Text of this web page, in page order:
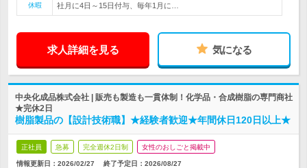
休暇
社月に4日～15日付与、毎年1月に…
求人詳細を見る 気になる
中央化成品株式会社 | 販売も製造も一貫体制！化学品・合成樹脂の専門商社
★完休2日
樹脂製品の【設計技術職】★経験者歓迎★年間休日120日以上★
正社員 急募 完全週休2日制 女性のおしごと掲載中
情報更新日：2026/02/27 終了予定日： 2026/08/27